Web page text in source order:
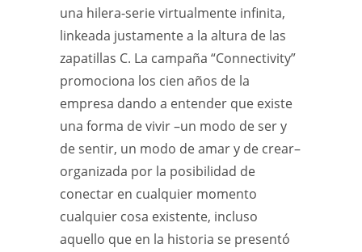
una hilera-serie virtualmente infinita,
linkeada justamente a la altura de las
zapatillas C. La campaña “Connectivity”
promociona los cien años de la
empresa dando a entender que existe
una forma de vivir –un modo de ser y
de sentir, un modo de amar y de crear–
organizada por la posibilidad de
conectar en cualquier momento
cualquier cosa existente, incluso
aquello que en la historia se presentó